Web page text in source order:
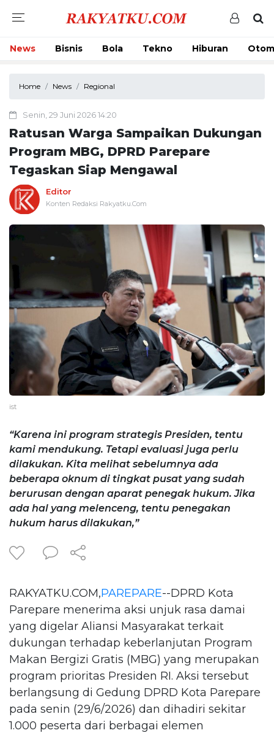
News Bisnis Bola Tekno Hiburan
Home News Regional
Senin, 29 Juni 2026 14:20
Ratusan Warga Sampaikan Dukungan
Program MBG, DPRD Parepare
Tegaskan Siap Mengawal
Editor
Konten Redaksi Rakyatku.Com
ist
“Karena ini program strategis Presiden, tentu
kami mendukung. Tetapi evaluasi juga perlu
dilakukan. Kita melihat sebelumnya ada
beberapa oknum di tingkat pusat yang sudah
berurusan dengan aparat penegak hukum. Jika
ada hal yang melenceng, tentu penegakan
hukum harus dilakukan,”
RAKYATKU.COM,PAREPARE--DPRD Kota
Parepare menerima aksi unjuk rasa damai
yang digelar Aliansi Masyarakat terkait
dukungan terhadap keberlanjutan Program
Makan Bergizi Gratis (MBG) yang merupakan
program prioritas Presiden RI. Aksi tersebut
berlangsung di Gedung DPRD Kota Parepare
pada senin (29/6/2026) dan dihadiri sekitar
1.000 peserta dari berbagai elemen